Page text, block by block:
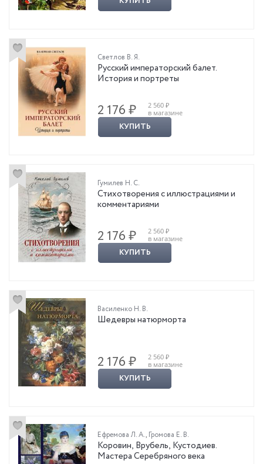
Светлов В. Я.
Русский императорский балет.
История и портреты
2 176 ₽
2 560 ₽
в магазине
КУПИТЬ
Гумилев Н. С.
Стихотворения с иллюстрациями и
комментариями
2 176 ₽
2 560 ₽
в магазине
КУПИТЬ
Василенко Н. В.
Шедевры натюрморта
2 176 ₽
2 560 ₽
в магазине
КУПИТЬ
Ефремова Л. А., Громова Е. В.
Коровин, Врубель, Кустодиев.
Мастера Серебряного века